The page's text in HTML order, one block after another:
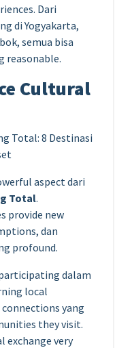
Dari
di Yogyakarta,
semua bisa
reasonable.
Cultural
aspect dari
Total.
provide new
dan
profound.
dalam
local
yang
they visit.
exchange very